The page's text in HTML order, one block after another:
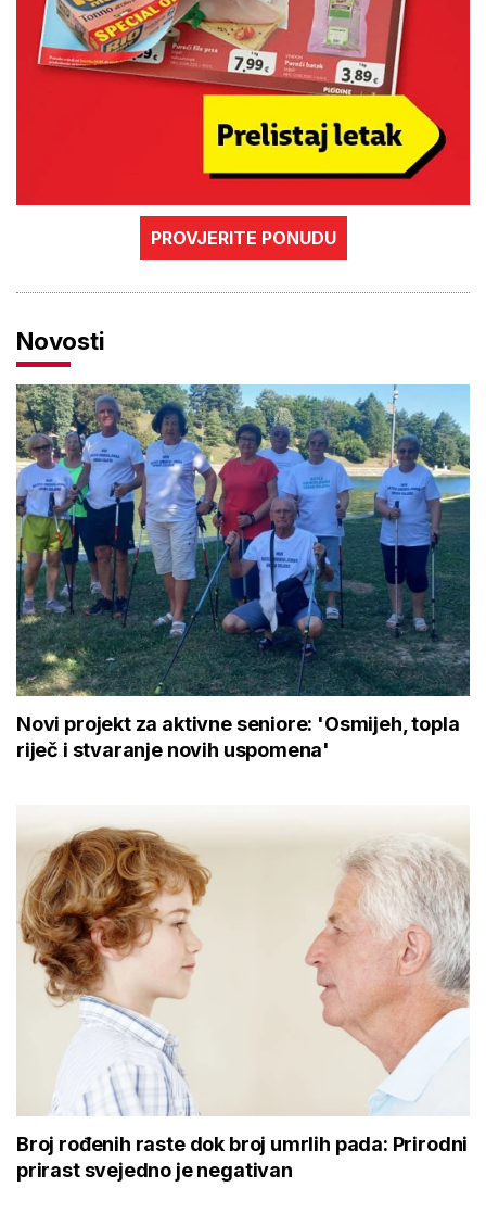
PROVJERITE PONUDU
Novosti
Novi projekt za aktivne seniore: 'Osmijeh, topla
riječ i stvaranje novih uspomena'
Broj rođenih raste dok broj umrlih pada: Prirodni
prirast svejedno je negativan